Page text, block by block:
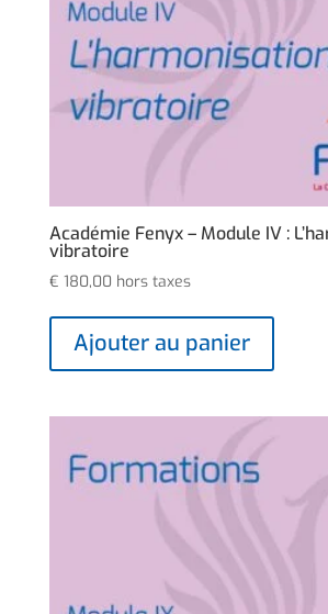
Académie Fenyx – Module IV :
vibratoire
€ 180,00 hors taxes
Ajouter au panier